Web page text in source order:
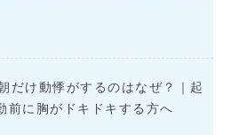
だけ動悸がするのはなぜ？｜起
前に胸がドキドキする方へ